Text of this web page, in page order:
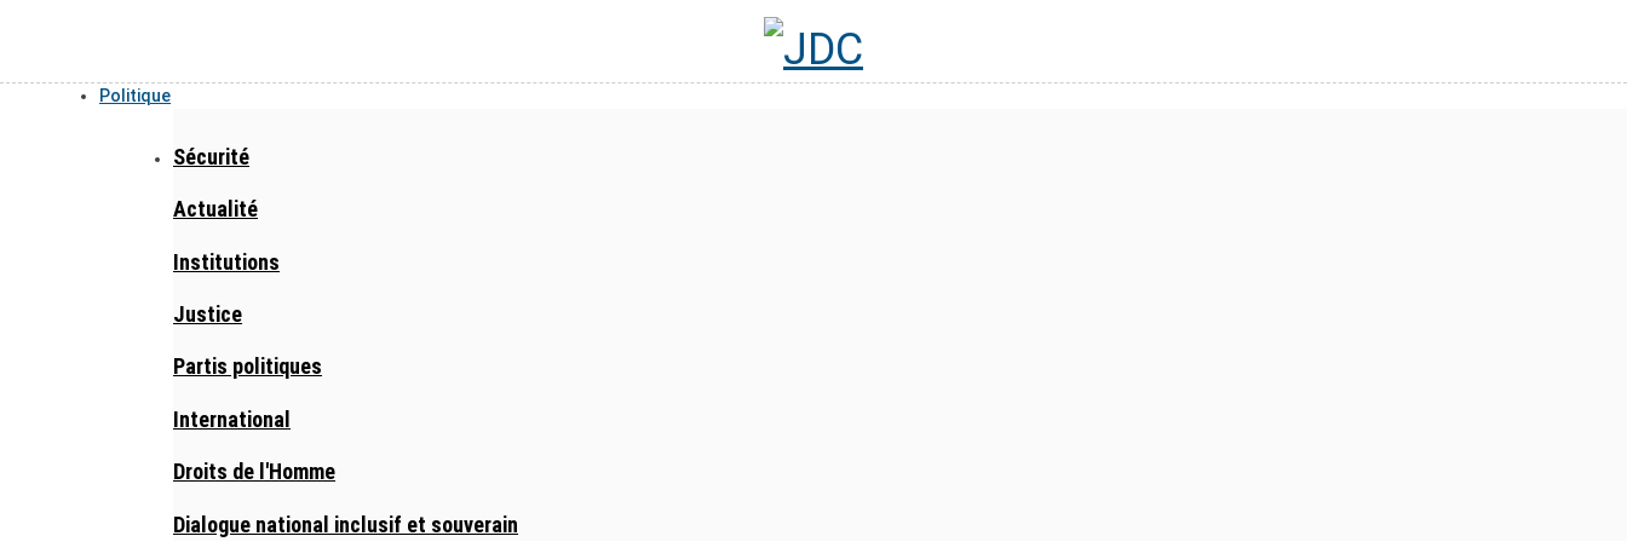
Politique
Sécurité
Actualité
Institutions
Justice
Partis politiques
International
Droits de l'Homme
Dialogue national inclusif et souverain